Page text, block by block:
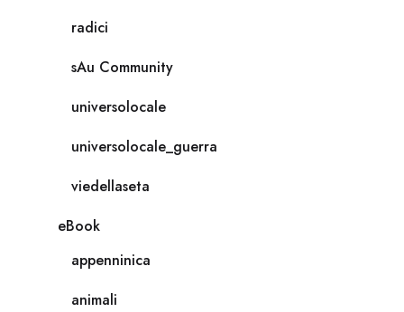
radici
sAu Community
universolocale
universolocale_guerra
viedellaseta
eBook
appenninica
animali